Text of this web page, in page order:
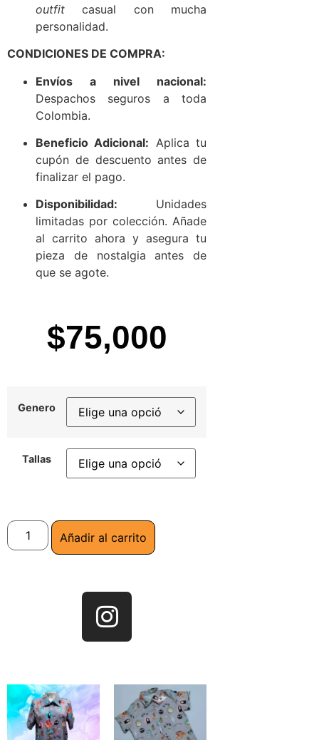
outfit casual con mucha
personalidad.
CONDICIONES DE COMPRA:
Envíos a nivel nacional:
Despachos seguros a toda
Colombia.
Beneficio Adicional: Aplica tu
cupón de descuento antes de
finalizar el pago.
Disponibilidad: Unidades
limitadas por colección. Añade
al carrito ahora y asegura tu
pieza de nostalgia antes de
que se agote.
$75,000
Genero
Tallas
Añadir al carrito